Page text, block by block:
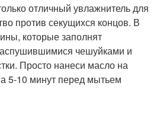
отличный увлажнитель для
против секущихся концов. В
которые заполнят
чешуйками и
Просто нанеси масло на
5-10 минут перед мытьем